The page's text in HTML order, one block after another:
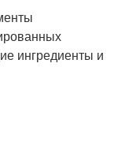
ингредиенты и